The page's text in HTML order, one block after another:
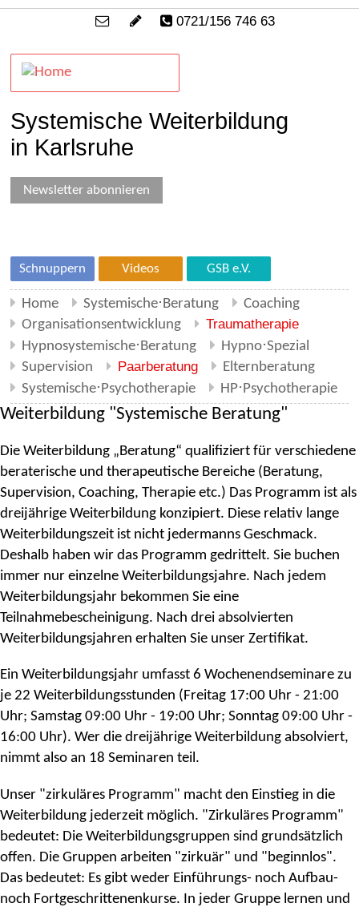
0721/156 746 63
Systemische Weiterbildung
in Karlsruhe
Newsletter abonnieren
Schnuppern Videos GSB e.V.
Home Systemische⋅Beratung
Coaching
Organisationsentwicklung
Traumatherapie
Hypnosystemische⋅Beratung
Hypno⋅Spezial
Supervision
Paarberatung
Elternberatung
Systemische⋅Psychotherapie
HP⋅Psychotherapie
Weiterbildung "Systemische Beratung"
Die Weiterbildung „Beratung“ qualifiziert für verschiedene
beraterische und therapeutische Bereiche (Beratung,
Supervision, Coaching, Therapie etc.) Das Programm ist als
dreijährige Weiterbildung konzipiert. Diese relativ lange
Weiterbildungszeit ist nicht jedermanns Geschmack.
Deshalb haben wir das Programm gedrittelt. Sie buchen
immer nur einzelne Weiterbildungsjahre. Nach jedem
Weiterbildungsjahr bekommen Sie eine
Teilnahmebescheinigung. Nach drei absolvierten
Weiterbildungsjahren erhalten Sie unser Zertifikat.
Ein Weiterbildungsjahr umfasst 6 Wochenendseminare zu
je 22 Weiterbildungsstunden (Freitag 17:00 Uhr - 21:00
Uhr; Samstag 09:00 Uhr - 19:00 Uhr; Sonntag 09:00 Uhr -
16:00 Uhr). Wer die dreijährige Weiterbildung absolviert,
nimmt also an 18 Seminaren teil.
Unser "zirkuläres Programm" macht den Einstieg in die
Weiterbildung jederzeit möglich. "Zirkuläres Programm"
bedeutet: Die Weiterbildungsgruppen sind grundsätzlich
offen. Die Gruppen arbeiten "zirkuär" und "beginnlos".
Das bedeutet: Es gibt weder Einführungs- noch Aufbau-
noch Fortgeschrittenenkurse. In jeder Gruppe lernen und